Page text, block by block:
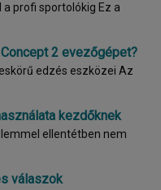
sportolókig Ez a
2 evezőgépet?
edzés eszközei Az
kezdőknek
ellentétben nem
válaszok